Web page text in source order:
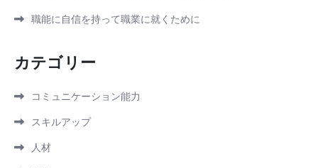
職能に自信を持って職業に就くために
カテゴリー
コミュニケーション能力
スキルアップ
人材